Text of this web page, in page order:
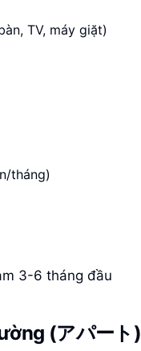
TV, máy giặt)
tháng)
3-6 tháng đầu
(アパート)